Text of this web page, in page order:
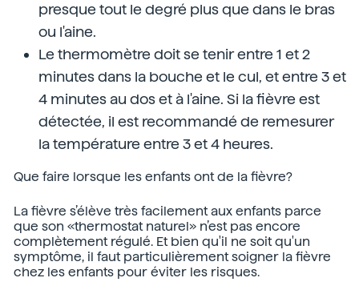
presque tout le degré plus que dans le bras
ou l'aine.
Le thermomètre doit se tenir entre 1 et 2
minutes dans la bouche et le cul, et entre 3 et
4 minutes au dos et à l'aine. Si la fièvre est
détectée, il est recommandé de remesurer
la température entre 3 et 4 heures.
Que faire lorsque les enfants ont de la fièvre?
La fièvre s’élève très facilement aux enfants parce
que son «thermostat naturel» n’est pas encore
complètement régulé. Et bien qu'il ne soit qu'un
symptôme, il faut particulièrement soigner la fièvre
chez les enfants pour éviter les risques.